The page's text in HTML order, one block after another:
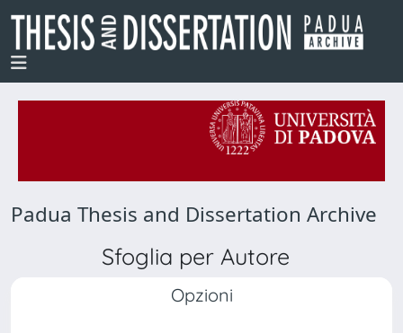
Padua Thesis and Dissertation Archive
Sfoglia per Autore
Opzioni